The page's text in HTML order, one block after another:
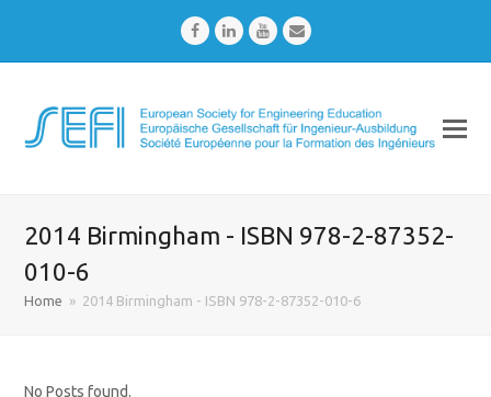
FacebookLinkedInYoutubeEmail
2014 Birmingham - ISBN 978-2-87352-
010-6
Home » 2014 Birmingham - ISBN 978-2-87352-010-6
No Posts found.